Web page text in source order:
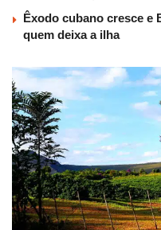
Êxodo cubano cresce e
quem deixa a ilha